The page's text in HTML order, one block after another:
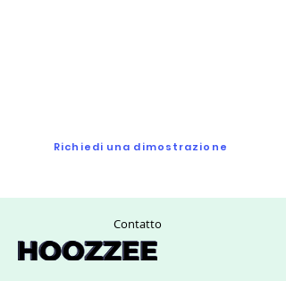
Richiedi una dimostrazione
Contatto